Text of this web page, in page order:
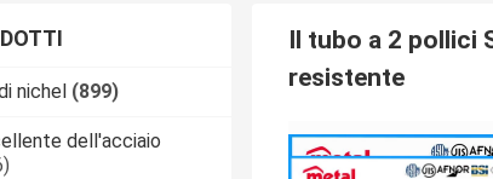
nichel (899)
dell'acciaio
Il tubo a 2 pollici
resistente